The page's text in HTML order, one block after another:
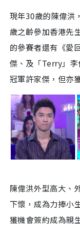
現年30歲的陳偉洪
歲之齡參加香港先
的參賽者還有《愛
傑、及「Terry」
冠軍許家傑，但亦
陳偉洪外型高大、
下懷，成為力捧小
獲機會簽約成為親